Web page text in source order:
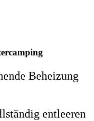
Beheizung
entleeren